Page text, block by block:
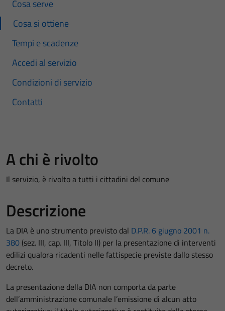
Cosa serve
Cosa si ottiene
Tempi e scadenze
Accedi al servizio
Condizioni di servizio
Contatti
A chi è rivolto
Il servizio, è rivolto a tutti i cittadini del comune
Descrizione
La DIA è uno strumento previsto dal D.P.R. 6 giugno 2001 n.
380 (sez. III, cap. III, Titolo II) per la presentazione di interventi
edilizi qualora ricadenti nelle fattispecie previste dallo stesso
decreto.
La presentazione della DIA non comporta da parte
dell’amministrazione comunale l’emissione di alcun atto